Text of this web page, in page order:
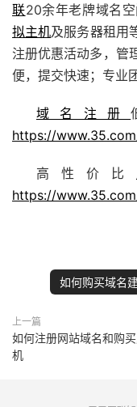
联20余年老牌域名
拟主机及服务器租用
注册优惠活动多，管
便，提交快速；专业
域名注册
https://
高性价比
https://
如何购买域名
上一篇
如何注册网站域名和购
机